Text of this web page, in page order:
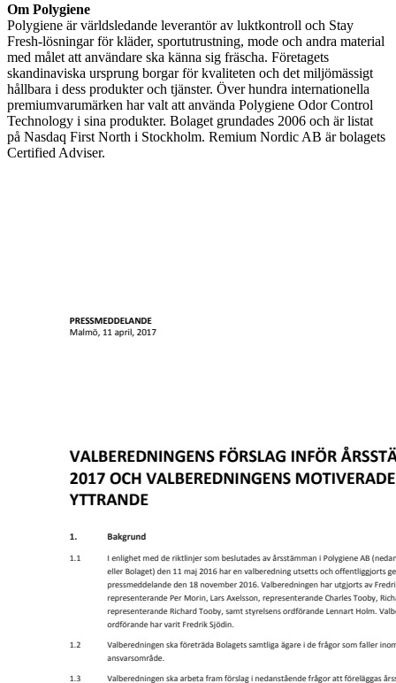
Om Polygiene
Polygiene är världsledande leverantör av luktkontroll och Stay
Fresh-lösningar för kläder, sportutrustning, mode och andra material
med målet att användare ska känna sig fräscha. Företagets
skandinaviska ursprung borgar för kvaliteten och det miljömässigt
hållbara i dess produkter och tjänster. Över hundra internationella
premiumvarumärken har valt att använda Polygiene Odor Control
Technology i sina produkter. Bolaget grundades 2006 och är listat
på Nasdaq First North i Stockholm. Remium Nordic AB är bolagets
Certified Adviser.